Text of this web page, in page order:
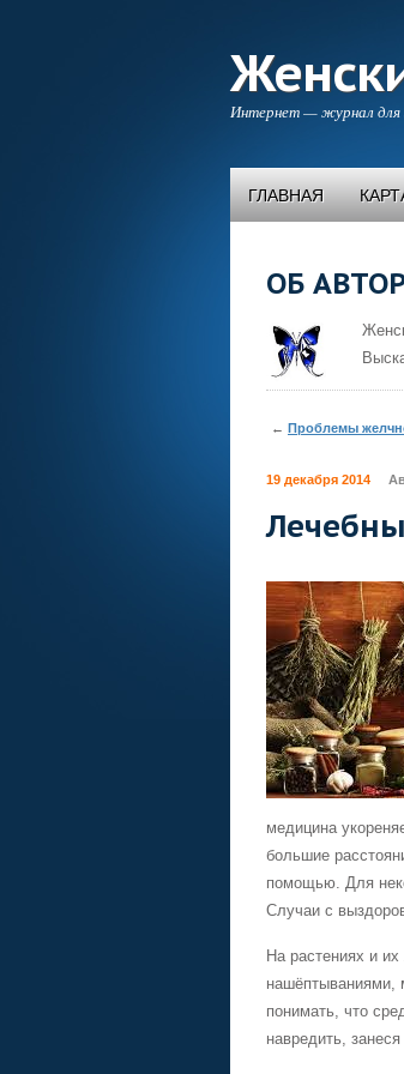
Интернет — журнал
ГЛАВНАЯ
ОБ
← Проблемы
19 декабря 2014
медицина
большие
помощью. Для
Случаи с
На растениях и
нашёптываниями,
понимать, что
навредить,